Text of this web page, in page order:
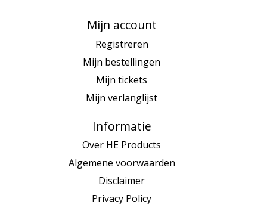
Mijn account
Registreren
Mijn bestellingen
Mijn tickets
Mijn verlanglijst
Informatie
Over HE Products
Algemene voorwaarden
Disclaimer
Privacy Policy